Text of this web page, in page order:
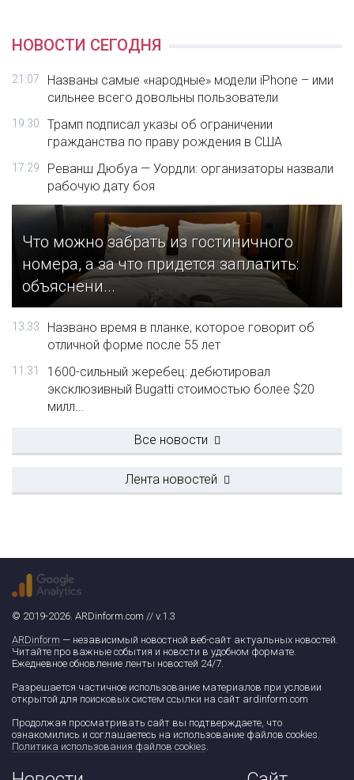
НОВОСТИ СЕГОДНЯ
21:07
Названы самые «народные» модели iPhone – ими
сильнее всего довольны пользователи
19:30
Трамп подписал указы об ограничении
гражданства по праву рождения в США
17:29
Реванш Дюбуа — Уордли: организаторы назвали
рабочую дату боя
Что можно забрать из гостиничного
номера, а за что придется заплатить:
объяснени...
13:33
Названо время в планке, которое говорит об
отличной форме после 55 лет
11:31
1600-сильный жеребец: дебютировал
эксклюзивный Bugatti стоимостью более $20
милл...
Все новости
Лента новостей
© 2019-2026. ARDinform.com // v.1.3
ARDinform — независимый новостной веб-сайт актуальных новостей.
Читайте про важные события и новости в удобном формате.
Ежедневное обновление ленты новостей 24/7.
Разрешается частичное использование материалов при условии
открытой для поисковых систем ссылки на сайт ardinform.com
Продолжая просматривать сайт вы подтверждаете, что
ознакомились и соглашаетесь на использование файлов cookies.
Политика использования файлов cookies.